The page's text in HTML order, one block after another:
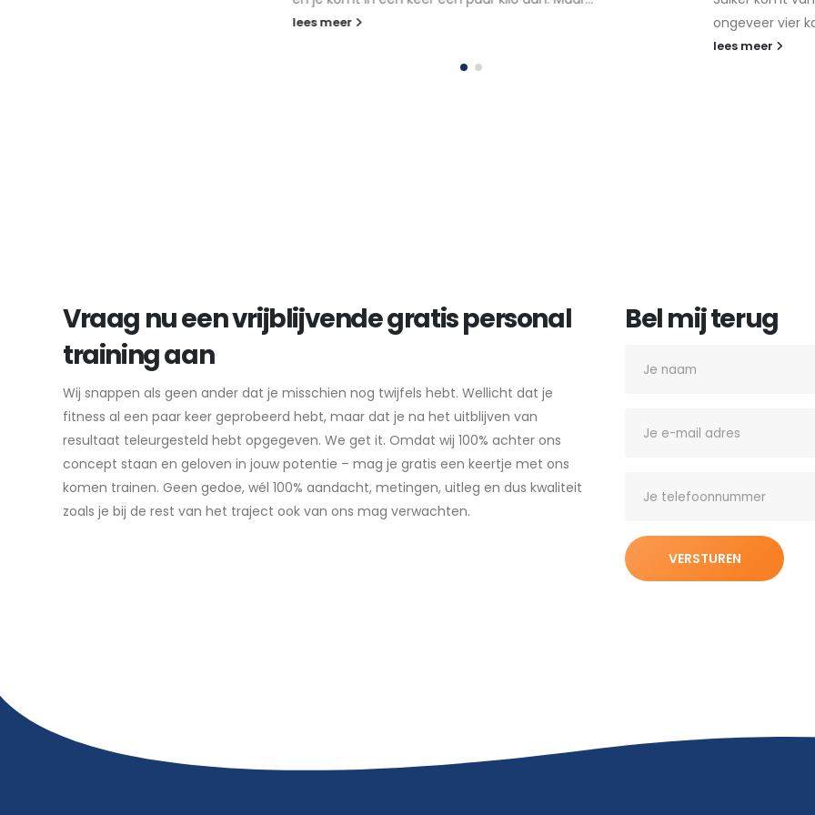
Vraag nu een vrijblijvende gratis personal
training aan
Wij snappen als geen ander dat je misschien nog twijfels hebt. Wellicht dat je
fitness al een paar keer geprobeerd hebt, maar dat je na het uitblijven van
resultaat teleurgesteld hebt opgegeven. We get it. Omdat wij 100% achter ons
concept staan en geloven in jouw potentie – mag je gratis een keertje met ons
komen trainen. Geen gedoe, wél 100% aandacht, metingen, uitleg en dus kwaliteit
Bel mij terug